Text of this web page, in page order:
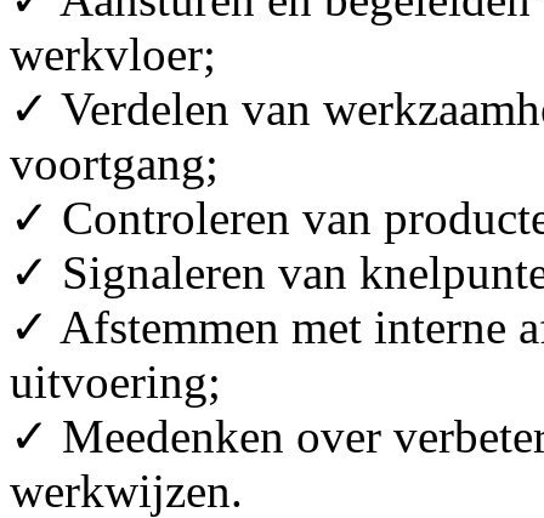
werkvloer;
✓ Verdelen van
voortgang;
✓ Controleren van
✓ Signaleren van
✓ Afstemmen met interne
uitvoering;
✓ Meedenken over
werkwijzen.